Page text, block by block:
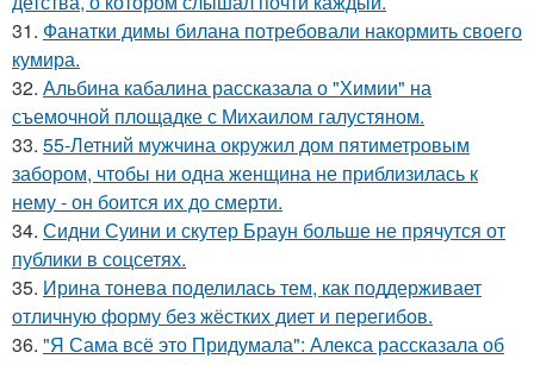
31. Фанатки димы билана потребовали накормить своего
кумира.
32. Альбина кабалина рассказала о "Химии" на
съемочной площадке с Михаилом галустяном.
33. 55-Летний мужчина окружил дом пятиметровым
забором, чтобы ни одна женщина не приблизилась к
нему - он боится их до смерти.
34. Сидни Суини и скутер Браун больше не прячутся от
публики в соцсетях.
35. Ирина тонева поделилась тем, как поддерживает
отличную форму без жёстких диет и перегибов.
36. "Я Сама всё это Придумала": Алекса рассказала об